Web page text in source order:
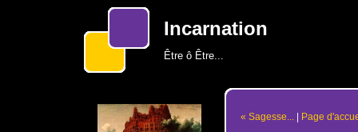
Incarnation
Être ô Être...
« Sagesse... | Page